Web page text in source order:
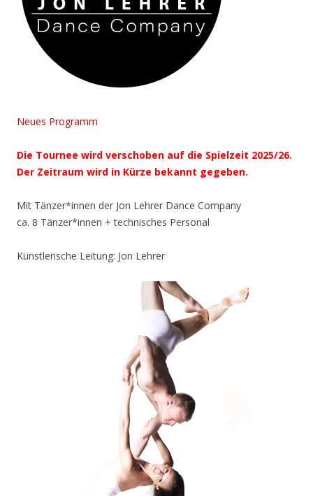
Neues Programm
Die Tournee wird verschoben auf die Spielzeit 2025/26.
Der Zeitraum wird in Kürze bekannt gegeben.
Mit Tänzer*innen der Jon Lehrer Dance Company
ca. 8 Tänzer*innen + technisches Personal
Künstlerische Leitung: Jon Lehrer